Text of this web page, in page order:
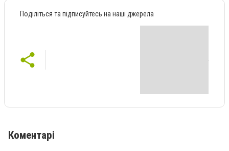
Поділіться та підписуйтесь на наші джерела
Коментарі